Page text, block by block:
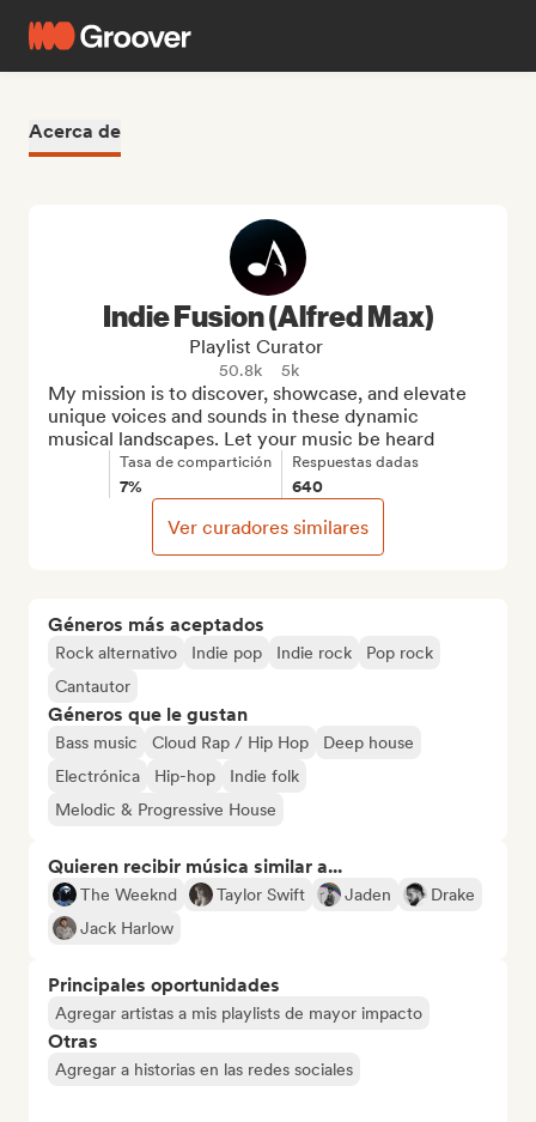
Acerca de
Géneros más aceptados
Rock alternativo Indie pop Indie rock
Pop rock
Cantautor
Géneros que le gustan
Bass music Cloud Rap / Hip Hop
Deep house
Electrónica
Hip-hop
Indie folk
Melodic & Progressive House
Quieren recibir música similar a...
The Weeknd Taylor Swift Jaden
Drake
Jack Harlow
Principales oportunidades
Agregar artistas a mis playlists de mayor impacto
Otras
Agregar a historias en las redes sociales
Indie Fusion (Alfred Max)
Playlist Curator
50.8k 5k
My mission is to discover, showcase, and elevate
unique voices and sounds in these dynamic
musical landscapes. Let your music be heard
Tasa de compartición
7%
Respuestas dadas
640
Ver curadores similares